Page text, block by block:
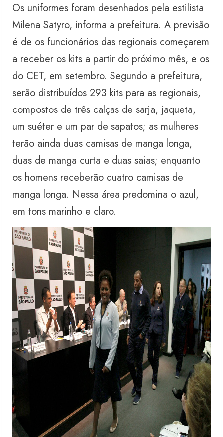
Os uniformes foram desenhados pela estilista
Milena Satyro, informa a prefeitura. A previsão
é de os funcionários das regionais começarem
a receber os kits a partir do próximo mês, e os
do CET, em setembro. Segundo a prefeitura,
serão distribuídos 293 kits para as regionais,
compostos de três calças de sarja, jaqueta,
um suéter e um par de sapatos; as mulheres
terão ainda duas camisas de manga longa,
duas de manga curta e duas saias; enquanto
os homens receberão quatro camisas de
manga longa. Nessa área predomina o azul,
em tons marinho e claro.